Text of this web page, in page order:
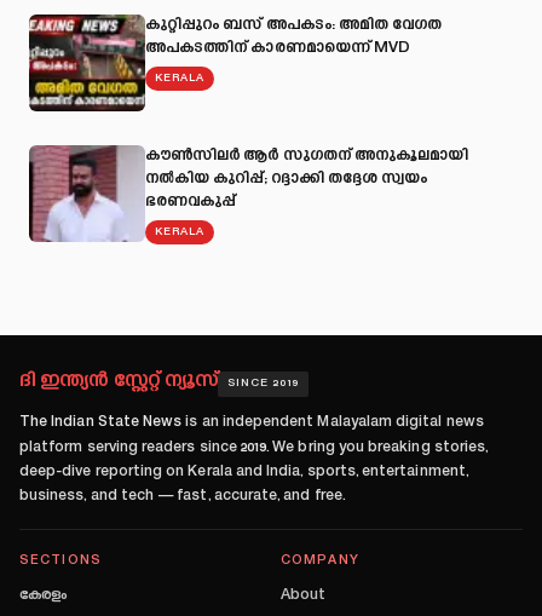
കുറ്റിപ്പുറം ബസ് അപകടം: അമിത വേഗത
അപകടത്തിന് കാരണമായെന്ന് MVD
KERALA
കൗൺസിലർ ആർ സുഗതന് അനുകൂലമായി
നല്‍കിയ കുറിപ്പ്; റദ്ദാക്കി തദ്ദേശ സ്വയം
ഭരണവകുപ്പ്
KERALA
ദി ഇന്ത്യൻ സ്റ്റേറ്റ് ന്യൂസ് SINCE 2019
The Indian State News is an independent Malayalam digital news
platform serving readers since 2019. We bring you breaking stories,
deep-dive reporting on Kerala and India, sports, entertainment,
business, and tech — fast, accurate, and free.
SECTIONS
കേരളം
COMPANY
About